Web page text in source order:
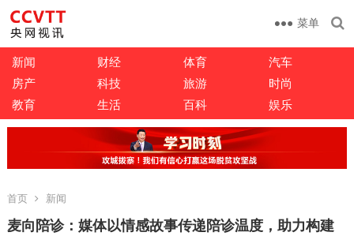
菜单
新闻 财经 体育
汽车
房产
科技 旅游
时尚
教育
生活 百科 娱乐
首页 新闻
麦向陪诊：媒体以情感故事传递陪诊温度，助力构建